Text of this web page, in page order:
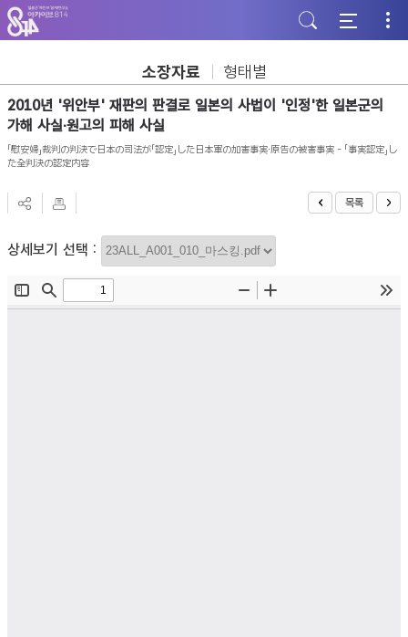
주
메
뉴
가
기
본
문
바
기
하
단
바
기
소장자료 형태별
2010년 '위안부' 재판의 판결로 일본의 사법이 '인정'한 일본군의
가해 사실∙원고의 피해 사실
「慰安婦」裁判の判決で日本の司法が「認定」した日本軍の加害事実∙原告の被害事実 - 「事実認定」し
た全判決の認定内容
목록
상세보기 선택 :